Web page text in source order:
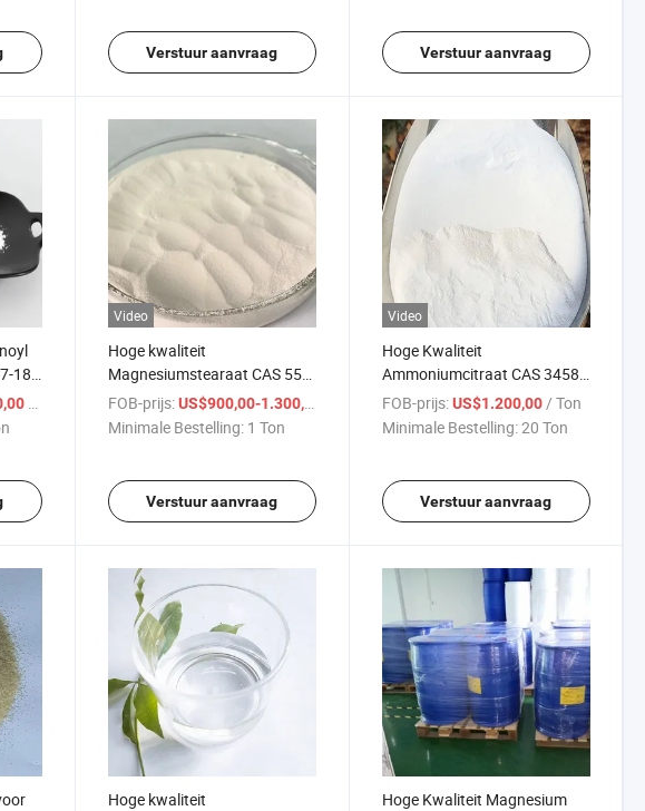
Verstuur aanvraag Verstuur aanvraag
18-
Video
Hoge kwaliteit
Magnesiumstearaat CAS 557-
04-0
FOB-prijs: US$900,00-1.300,00
Minimale Bestelling: 1 Ton
Verstuur aanvraag
Video
Hoge Kwaliteit
Ammoniumcitraat CAS 3458-
72-8
FOB-prijs: US$1.200,00 / Ton
Minimale Bestelling:20 Ton
Verstuur aanvraag
Hoge kwaliteit
Hoge Kwaliteit Magnesium